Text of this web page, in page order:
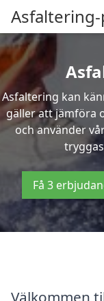
Asfaltering kan
gäller att jämföra
och använder
Få 3
Välkommen